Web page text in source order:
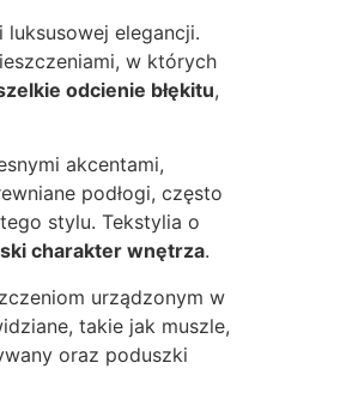
i luksusowej elegancji.
w których
odcienie błękitu,
akcentami,
podłogi, często
stylu. Tekstylia o
charakter wnętrza.
urządzonym w
takie jak muszle,
oraz poduszki